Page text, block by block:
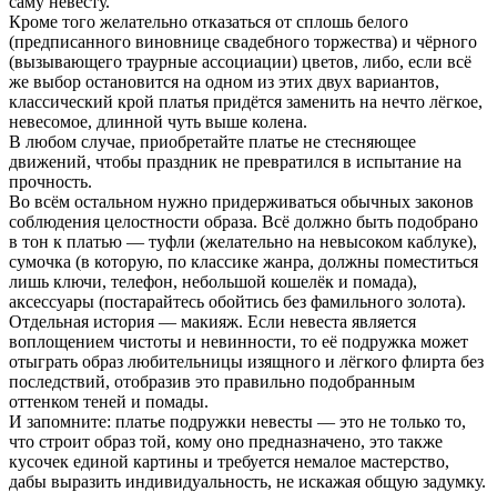
Кроме того желательно отказаться от сплошь белого
(предписанного виновнице свадебного торжества) и чёрного
(вызывающего траурные ассоциации) цветов, либо, если всё
же выбор остановится на одном из этих двух вариантов,
классический крой платья придётся заменить на нечто лёгкое,
невесомое, длинной чуть выше колена.
В любом случае, приобретайте платье не стесняющее
движений, чтобы праздник не превратился в испытание на
прочность.
Во всём остальном нужно придерживаться обычных законов
соблюдения целостности образа. Всё должно быть подобрано
в тон к платью — туфли (желательно на невысоком каблуке),
сумочка (в которую, по классике жанра, должны поместиться
лишь ключи, телефон, небольшой кошелёк и помада),
аксессуары (постарайтесь обойтись без фамильного золота).
Отдельная история — макияж. Если невеста является
воплощением чистоты и невинности, то её подружка может
отыграть образ любительницы изящного и лёгкого флирта без
последствий, отобразив это правильно подобранным
оттенком теней и помады.
И запомните: платье подружки невесты — это не только то,
что строит образ той, кому оно предназначено, это также
кусочек единой картины и требуется немалое мастерство,
дабы выразить индивидуальность, не искажая общую задумку.